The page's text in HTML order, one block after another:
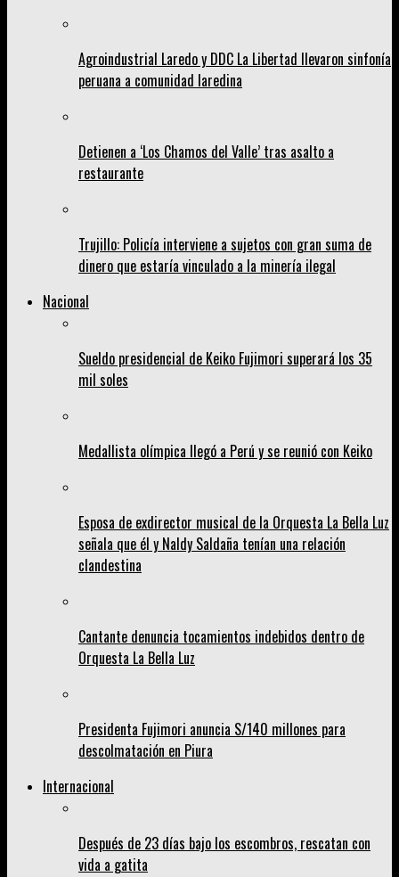
Agroindustrial Laredo y DDC La Libertad llevaron sinfonía
peruana a comunidad laredina
Detienen a ‘Los Chamos del Valle’ tras asalto a
restaurante
Trujillo: Policía interviene a sujetos con gran suma de
dinero que estaría vinculado a la minería ilegal
Nacional
Sueldo presidencial de Keiko Fujimori superará los 35
mil soles
Medallista olímpica llegó a Perú y se reunió con Keiko
Esposa de exdirector musical de la Orquesta La Bella Luz
señala que él y Naldy Saldaña tenían una relación
clandestina
Cantante denuncia tocamientos indebidos dentro de
Orquesta La Bella Luz
Presidenta Fujimori anuncia S/140 millones para
descolmatación en Piura
Internacional
Después de 23 días bajo los escombros, rescatan con
vida a gatita